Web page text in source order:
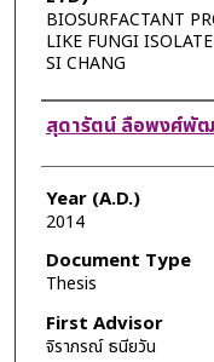
BIOSURFACTANT
LIKE FUNGI
SI CHANG
Author
สุดารัตน์ ลือพงศ์พั
Year (A.D.)
2014
Document Type
Thesis
First Advisor
จิราภรณ์ ธนียวัน